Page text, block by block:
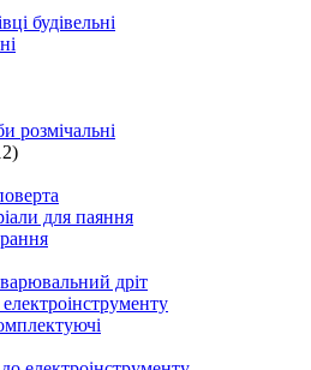
будівельні
розмічальні
для паяння
дріт